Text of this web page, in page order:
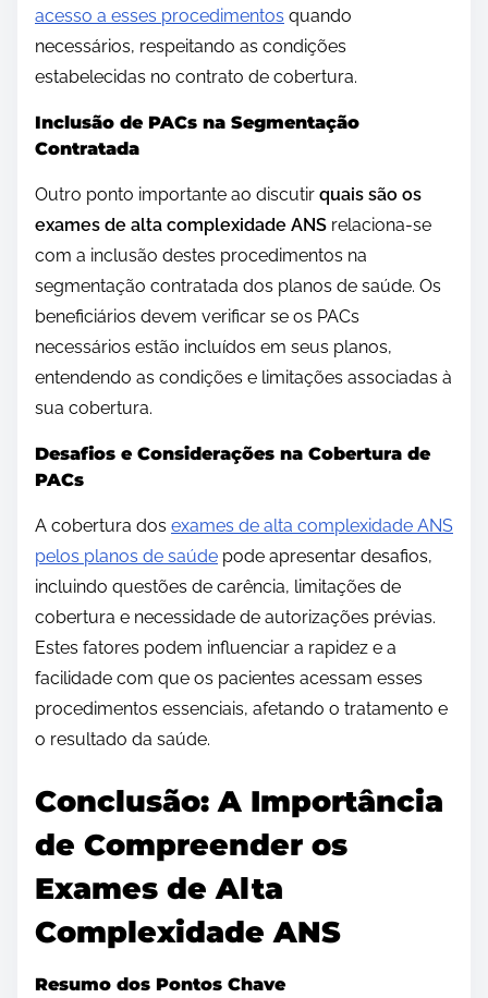
acesso a esses procedimentos quando
necessários, respeitando as condições
estabelecidas no contrato de cobertura.
Inclusão de PACs na Segmentação
Contratada
Outro ponto importante ao discutir quais são os
exames de alta complexidade ANS relaciona-se
com a inclusão destes procedimentos na
segmentação contratada dos planos de saúde. Os
beneficiários devem verificar se os PACs
necessários estão incluídos em seus planos,
entendendo as condições e limitações associadas à
sua cobertura.
Desafios e Considerações na Cobertura de
PACs
A cobertura dos exames de alta complexidade ANS
pelos planos de saúde pode apresentar desafios,
incluindo questões de carência, limitações de
cobertura e necessidade de autorizações prévias.
Estes fatores podem influenciar a rapidez e a
facilidade com que os pacientes acessam esses
procedimentos essenciais, afetando o tratamento e
o resultado da saúde.
Conclusão: A Importância
de Compreender os
Exames de Alta
Complexidade ANS
Resumo dos Pontos Chave